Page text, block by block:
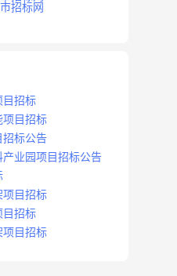
招标网
目招标
项目招标
招标公告
业园项目招标公告
项目招标
目招标
项目招标